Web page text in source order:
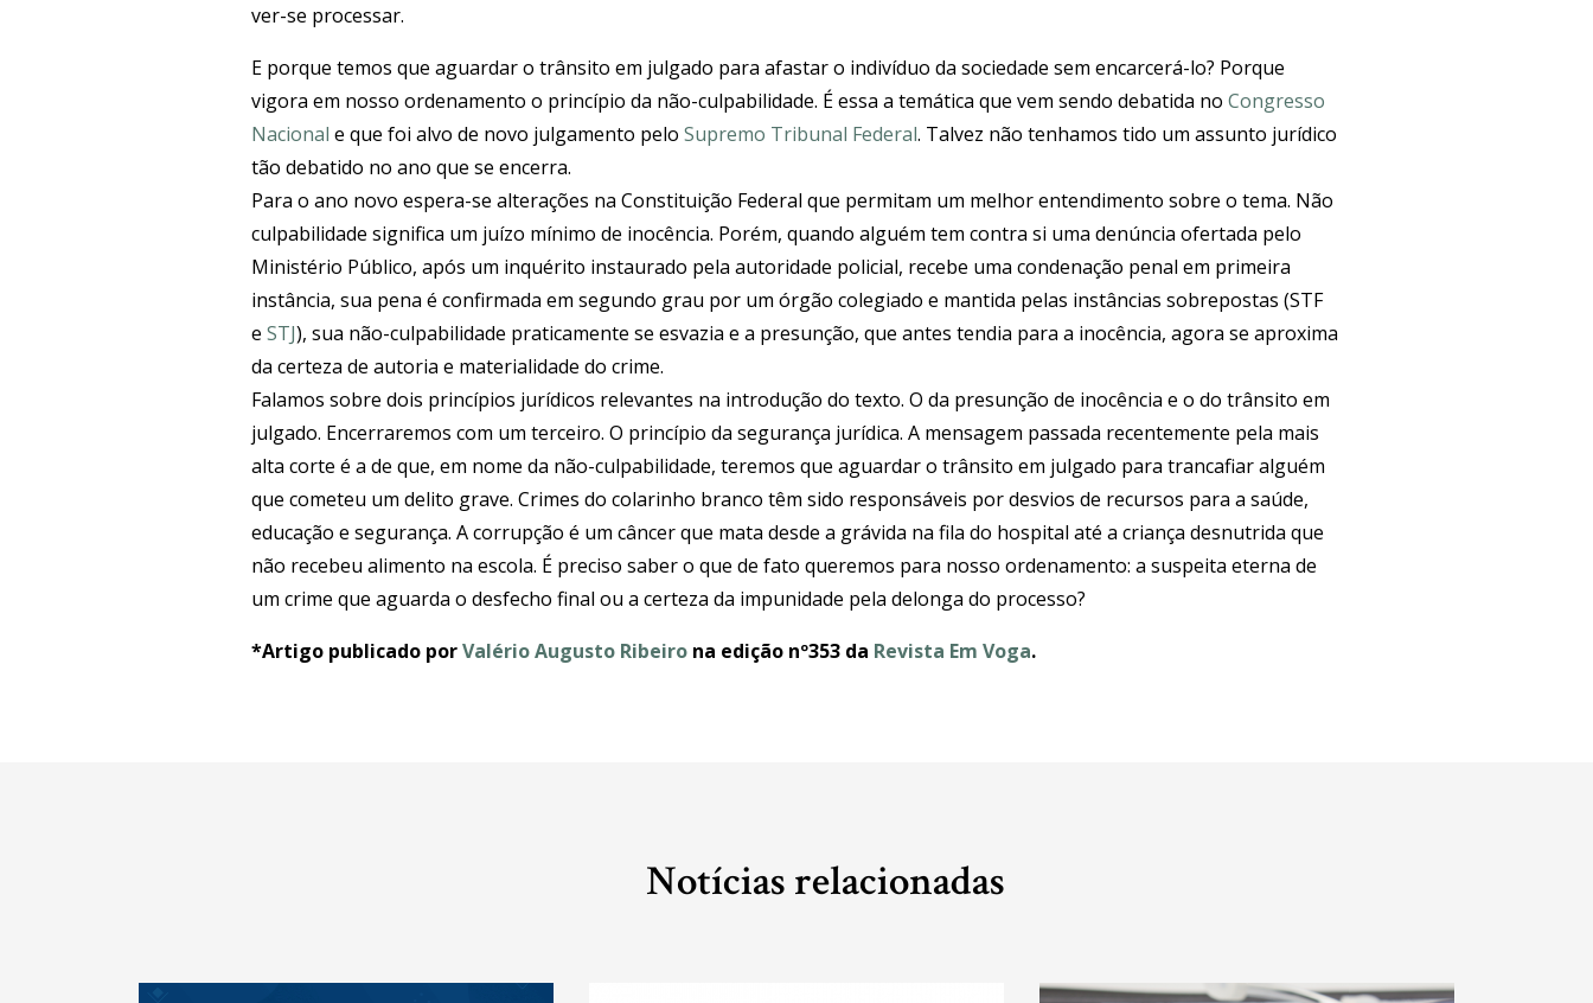
ver-se processar.
E porque temos que aguardar o trânsito em julgado para afastar o indivíduo da sociedade sem encarcerá-lo? Porque
vigora em nosso ordenamento o princípio da não-culpabilidade. É essa a temática que vem sendo debatida no Congresso
Nacional e que foi alvo de novo julgamento pelo Supremo Tribunal Federal. Talvez não tenhamos tido um assunto jurídico
tão debatido no ano que se encerra.
Para o ano novo espera-se alterações na Constituição Federal que permitam um melhor entendimento sobre o tema. Não
culpabilidade significa um juízo mínimo de inocência. Porém, quando alguém tem contra si uma denúncia ofertada pelo
Ministério Público, após um inquérito instaurado pela autoridade policial, recebe uma condenação penal em primeira
instância, sua pena é confirmada em segundo grau por um órgão colegiado e mantida pelas instâncias sobrepostas (STF
e STJ), sua não-culpabilidade praticamente se esvazia e a presunção, que antes tendia para a inocência, agora se aproxima
da certeza de autoria e materialidade do crime.
Falamos sobre dois princípios jurídicos relevantes na introdução do texto. O da presunção de inocência e o do trânsito em
julgado. Encerraremos com um terceiro. O princípio da segurança jurídica. A mensagem passada recentemente pela mais
alta corte é a de que, em nome da não-culpabilidade, teremos que aguardar o trânsito em julgado para trancafiar alguém
que cometeu um delito grave. Crimes do colarinho branco têm sido responsáveis por desvios de recursos para a saúde,
educação e segurança. A corrupção é um câncer que mata desde a grávida na fila do hospital até a criança desnutrida que
não recebeu alimento na escola. É preciso saber o que de fato queremos para nosso ordenamento: a suspeita eterna de
um crime que aguarda o desfecho final ou a certeza da impunidade pela delonga do processo?
*Artigo publicado porValério Augusto Ribeiro na edição nº353 da Revista Em Voga.
Notícias relacionadas